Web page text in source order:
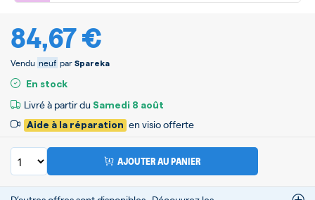
84,67 €
Vendu neuf par Spareka
En stock
Livré à partir du Samedi 8 août
Aide à la réparation en visio offerte
AJOUTER AU PANIER